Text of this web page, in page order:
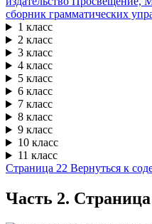
сборник грамматических
1 класс
2 класс
3 класс
4 класс
5 класс
6 класс
7 класс
8 класс
9 класс
10 класс
11 класс
Страница 22 Вернуться к
Часть 2.